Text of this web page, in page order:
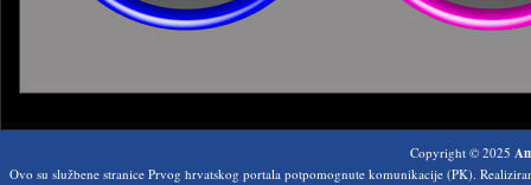
Copyright © 2025
Ovo su službene stranice Prvog hrvatskog portala potpomognute komunikacije (PK).